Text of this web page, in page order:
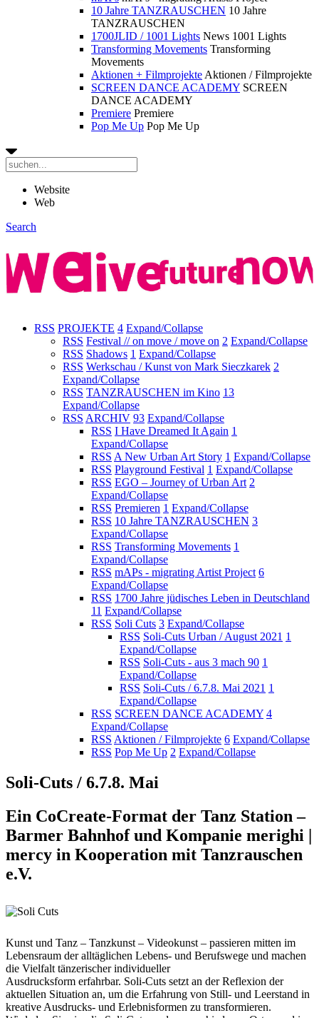
10 Jahre TANZRAUSCHEN 10 Jahre
TANZRAUSCHEN
1700JLID / 1001 Lights News 1001 Lights
Transforming Movements Transforming
Movements
Aktionen + Filmprojekte Aktionen / Filmprojekte
SCREEN DANCE ACADEMY SCREEN
DANCE ACADEMY
Premiere Premiere
Pop Me Up Pop Me Up
Website
Web
Search
RSS PROJEKTE 4 Expand/Collapse
RSS Festival // on move / move on 2 Expand/Collapse
RSS Shadows 1 Expand/Collapse
RSS Werkschau / Kunst von Mark Sieczkarek 2
Expand/Collapse
RSS TANZRAUSCHEN im Kino 13
Expand/Collapse
RSS ARCHIV 93 Expand/Collapse
RSS I Have Dreamed It Again 1
Expand/Collapse
RSS A New Urban Art Story 1 Expand/Collapse
RSS Playground Festival 1 Expand/Collapse
RSS EGO – Journey of Urban Art 2
Expand/Collapse
RSS Premieren 1 Expand/Collapse
RSS 10 Jahre TANZRAUSCHEN 3
Expand/Collapse
RSS Transforming Movements 1
Expand/Collapse
RSS mAPs - migrating Artist Project 6
Expand/Collapse
RSS 1700 Jahre jüdisches Leben in Deutschland
11 Expand/Collapse
RSS Soli Cuts 3 Expand/Collapse
RSS Soli-Cuts Urban / August 2021 1
Expand/Collapse
RSS Soli-Cuts - aus 3 mach 90 1
Expand/Collapse
RSS Soli-Cuts / 6.7.8. Mai 2021 1
Expand/Collapse
RSS SCREEN DANCE ACADEMY 4
Expand/Collapse
RSS Aktionen / Filmprojekte 6 Expand/Collapse
RSS Pop Me Up 2 Expand/Collapse
Soli-Cuts / 6.7.8. Mai
Ein CoCreate-Format der Tanz Station –
Barmer Bahnhof und Kompanie merighi |
mercy in Kooperation mit Tanzrauschen
e.V.
Kunst und Tanz – Tanzkunst – Videokunst – passieren mitten im
Lebensraum der alltäglichen Lebens- und Berufswege und machen
die Vielfalt tänzerischer individueller
Ausdrucksform erfahrbar. Soli-Cuts setzt an der Reflexion der
aktuellen Situation an, um die Erfahrung von Still- und Leerstand in
kreative Ausdrucks- und Erlebnisformen zu transformieren.